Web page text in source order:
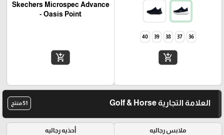
36
37
38
39
40
add_shopping_cart
Skechers Microspec Advance
- Oasis Point
add_shopping_cart
العلامة التجارية Golf & Horse 51 منتج
ملابس رجاليه أحذيه رجاليه